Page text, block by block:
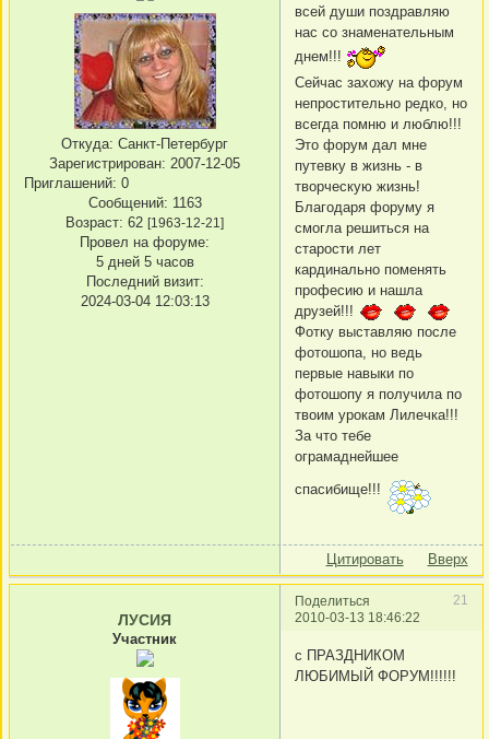
Откуда: Санкт-Петербург
Зарегистрирован: 2007-12-05
Приглашений: 0
Сообщений: 1163
Возраст: 62 [1963-12-21]
Провел на форуме:
5 дней 5 часов
Последний визит:
2024-03-04 12:03:13
всей души поздравляю
нас со знаменательным
днем!!!
Сейчас захожу на форум
непростительно редко, но
всегда помню и люблю!!!
Это форум дал мне
путевку в жизнь - в
творческую жизнь!
Благодаря форуму я
смогла решиться на
старости лет
кардинально поменять
професию и нашла
друзей!!!
Фотку выставляю после
фотошопа, но ведь
первые навыки по
фотошопу я получила по
твоим урокам Лилечка!!!
За что тебе
ограмаднейшее
спасибище!!!
Цитировать Вверх
Поделиться
21
2010-03-13 18:46:22
ЛУСИЯ
Участник
с ПРАЗДНИКОМ
ЛЮБИМЫЙ ФОРУМ!!!!!!